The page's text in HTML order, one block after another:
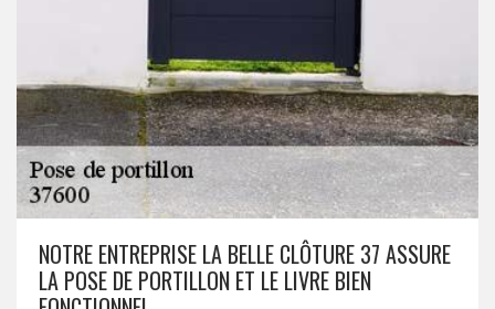
NOTRE ENTREPRISE LA BELLE CLÔTURE 37 ASSURE
LA POSE DE PORTILLON ET LE LIVRE BIEN